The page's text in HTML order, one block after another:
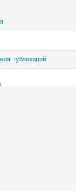
тела
полупроводников
публикаций